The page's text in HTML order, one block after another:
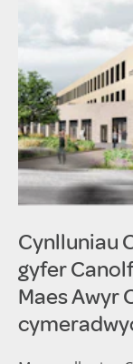
Cynlluniau
gyfer
Maes Awyr